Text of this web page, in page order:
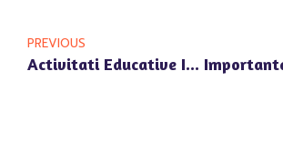
PREVIOUS
Activitati Educative Inovatoare La Gradinita Happy Univers Din Zona Pipera Nord